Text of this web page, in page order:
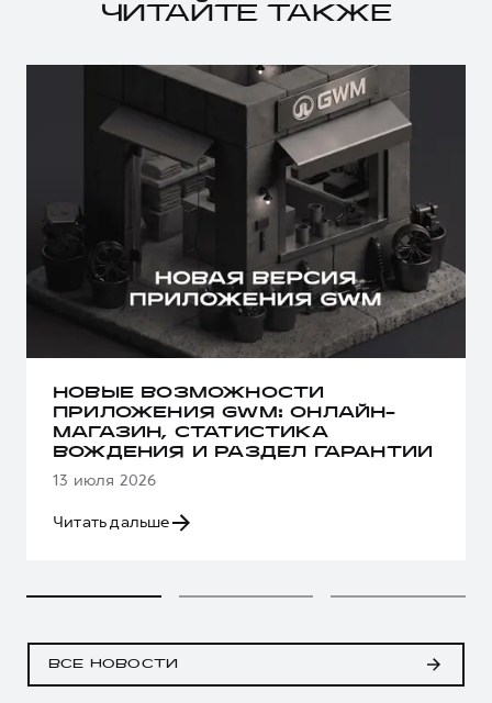
ЧИТАЙТЕ ТАКЖЕ
НОВЫЕ ВОЗМОЖНОСТИ
ПРИЛОЖЕНИЯ GWM: ОНЛАЙН-
МАГАЗИН, СТАТИСТИКА
ВОЖДЕНИЯ И РАЗДЕЛ ГАРАНТИИ
13 июля 2026
Читать дальше
ВСЕ НОВОСТИ